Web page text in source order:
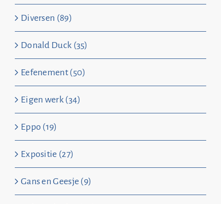
Diversen (89)
Donald Duck (35)
Eefenement (50)
Eigen werk (34)
Eppo (19)
Expositie (27)
Gans en Geesje (9)